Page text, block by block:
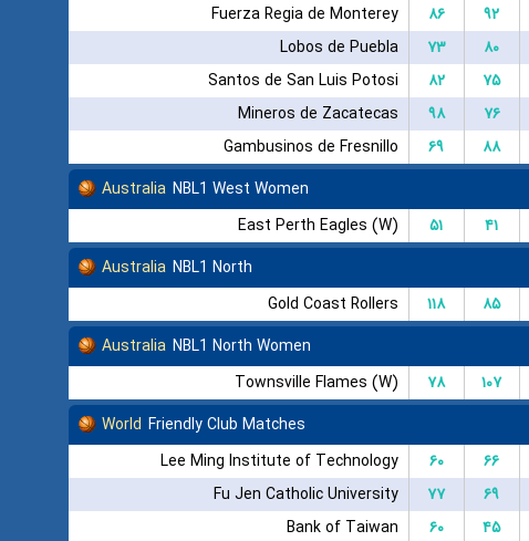
Fuerza Regia de Monterey
۸۶ ۹۲
Lobos de Puebla
۷۳ ۸۰
Santos de San Luis Potosi
۸۲ ۷۵
Mineros de Zacatecas
۹۸ ۷۶
Gambusinos de Fresnillo
۶۹ ۸۸
Australia NBL1 West Women
East Perth Eagles (W)
۵۱ ۴۱
Australia NBL1 North
Gold Coast Rollers
۱۱۸ ۸۵
Australia NBL1 North Women
Townsville Flames (W)
۷۸ ۱۰۷
World Friendly Club Matches
Lee Ming Institute of Technology
۶۰ ۶۶
Fu Jen Catholic University
۷۷ ۶۹
Bank of Taiwan
۶۰ ۴۵